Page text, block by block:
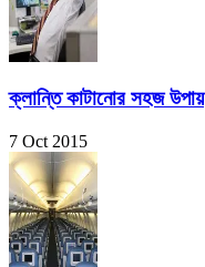
ক্লান্তি কাটানোর সহজ উপায়
7 Oct 2015